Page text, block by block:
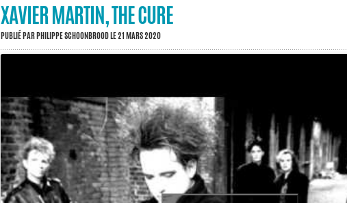
XAVIER MARTIN, THE CURE
PUBLIÉ PARPHILIPPE SCHOONBROODLE 21 MARS 2020